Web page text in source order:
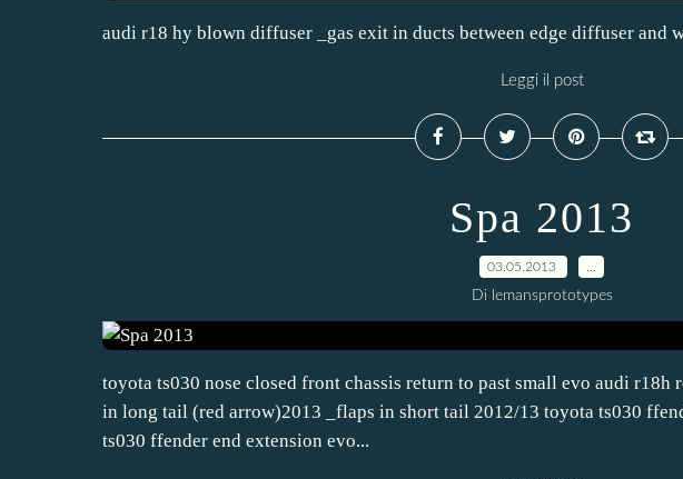
audi r18 hy blown diffuser _gas exit in ducts between edge diffuser and
Leggi il post
Spa 2013
03.05.2013
Di lemansprototypes
toyota ts030 nose closed front chassis return to past small evo audi
in long tail (red arrow)2013 _flaps in short tail 2012/13 toyota ts030
ts030 ffender end extension evo...